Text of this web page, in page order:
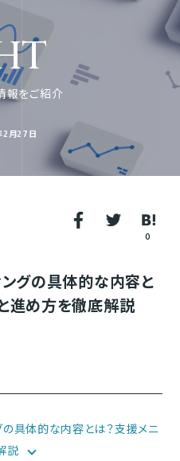
報をご紹介
2月27日
0
グの具体的な内容と
進め方を徹底解説
の具体的な内容とは？支援メニ
説